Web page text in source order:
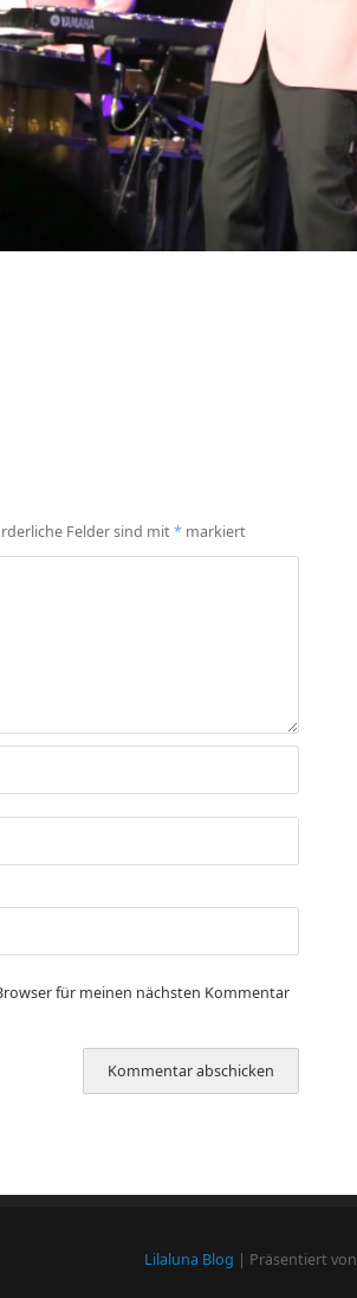
Felder sind mit* markiert
für meinen nächsten Kommentar
Lilaluna Blog | Präsentiert von